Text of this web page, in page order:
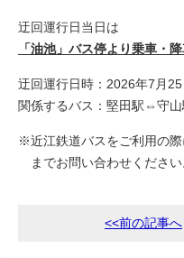
迂回運行日当日は
「油池」バス停より乗車・
迂回運行日時：2026年7月
関係するバス：堅田駅⇔守
※近江鉄道バスをご利用の
までお問い合わせくださ
<<前の記事へ